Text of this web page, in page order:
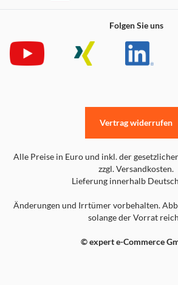
Folgen Sie uns
Alle Preise in Euro und inkl. der
zzgl. Versandkosten.
Lieferung innerhalb
Änderungen und Irrtümer vorbehalten.
solange der Vorrat
© expert e-Commerce
Vertrag widerrufen